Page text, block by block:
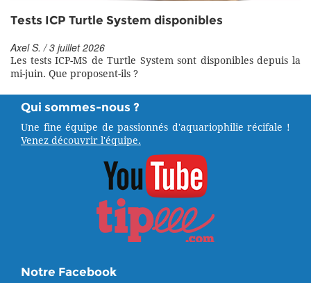
Tests ICP Turtle System disponibles
Axel S. / 3 juillet 2026
Les tests ICP-MS de Turtle System sont disponibles depuis la
mi-juin. Que proposent-ils ?
Qui sommes-nous ?
Une fine équipe de passionnés d'aquariophilie récifale !
Venez découvrir l'équipe.
Notre Facebook